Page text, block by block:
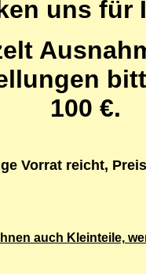
uns für
100 €.
Vorrat reicht,
auch Kleinteile,